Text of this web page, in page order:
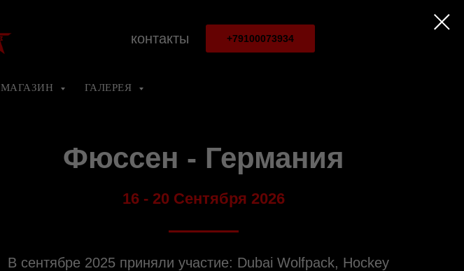
контакты +79100073934
МАГАЗИН ГАЛЕРЕЯ
Фюссен - Германия
16 - 20 Сентября 2026
В сентябре 2025 приняли участие: Dubai Wolfpack, Hockey